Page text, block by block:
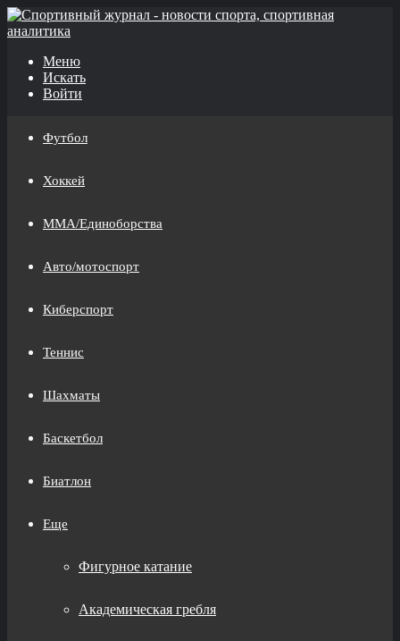
Меню
Искать
Войти
Футбол
Хоккей
MMA/Единоборства
Авто/мотоспорт
Киберспорт
Теннис
Шахматы
Баскетбол
Биатлон
Еще
Фигурное катание
Академическая гребля